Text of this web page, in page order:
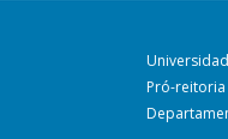
Pró-reitoria